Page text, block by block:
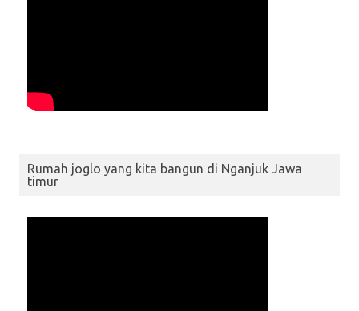
Rumah joglo yang kita bangun di Nganjuk Jawa
timur